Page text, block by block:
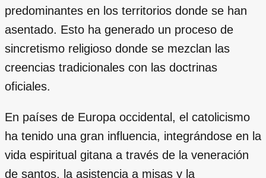
predominantes en los territorios donde se han
asentado. Esto ha generado un proceso de
sincretismo religioso donde se mezclan las
creencias tradicionales con las doctrinas
oficiales.
En países de Europa occidental, el catolicismo
ha tenido una gran influencia, integrándose en la
vida espiritual gitana a través de la veneración
de santos, la asistencia a misas y la